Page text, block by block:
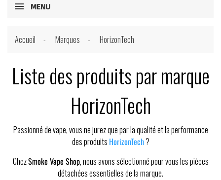
MENU
Accueil Marques HorizonTech
Liste des produits par marque
HorizonTech
Passionné de vape, vous ne jurez que par la qualité et la performance
des produits HorizonTech?
ChezSmoke Vape Shop, nous avons sélectionné pour vous les pièces
détachées essentielles de la marque.